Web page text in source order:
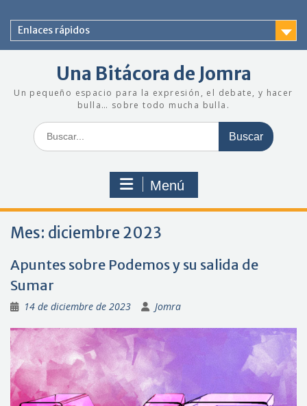
contenido
Enlaces rápidos
Una Bitácora de Jomra
Un pequeño espacio para la expresión, el debate, y hacer
bulla… sobre todo mucha bulla.
Buscar:
Menú
Mes: diciembre 2023
Apuntes sobre Podemos y su salida de
Sumar
14 de diciembre de 2023 Jomra